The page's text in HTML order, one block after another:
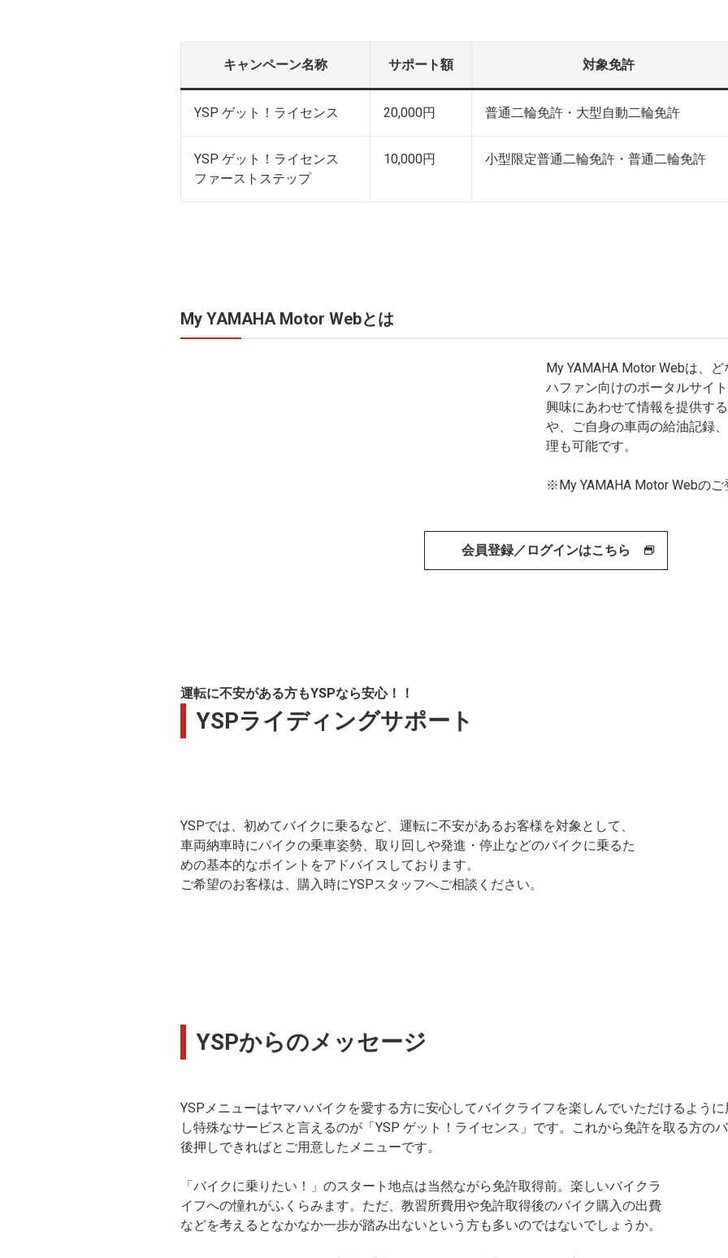
キャンペーン名称 サポート額 対象免許
YSP ゲット！ライセンス 20,000円 普通二輪免許・大型自動二輪免許
YSP ゲット！ライセンス
ファーストステップ
10,000円 小型限定普通二輪免許・普通二輪免許
My YAMAHA Motor Webとは
My YAMAHA Motor Webは、
ハファン向けのポータルサイ
興味にあわせて情報を提供す
や、ご自身の車両の給油記録
理も可能です。
※My YAMAHA Motor Webの
会員登録／ログインはこちら
運転に不安がある方もYSPなら安心！！
YSPライディングサポート
YSPでは、初めてバイクに乗るなど、運転に不安があるお客様を対象として、
車両納車時にバイクの乗車姿勢、取り回しや発進・停止などのバイクに乗るた
めの基本的なポイントをアドバイスしております。
ご希望のお客様は、購入時にYSPスタッフへご相談ください。
YSPからのメッセージ
YSPメニューはヤマハバイクを愛する方に安心してバイクライフを楽しんでいただけるよう
し特殊なサービスと言えるのが「YSP ゲット！ライセンス」です。これから免許を取る方の
後押しできればとご用意したメニューです。
「バイクに乗りたい！」のスタート地点は当然ながら免許取得前。楽しいバイクラ
イフへの憧れがふくらみます。ただ、教習所費用や免許取得後のバイク購入の出費
などを考えるとなかなか一歩が踏み出ないという方も多いのではないでしょうか。